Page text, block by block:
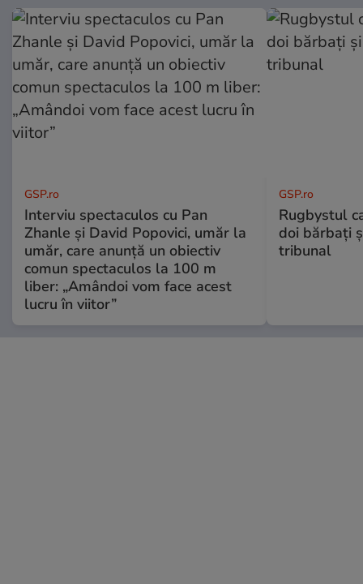
GSP.ro
Interviu spectaculos cu Pan
Zhanle și David Popovici, umăr la
umăr, care anunță un obiectiv
comun spectaculos la 100 m
liber: „Amândoi vom face acest
lucru în viitor”
GSP.ro
Rugbystul
doi bărbați
tribunal